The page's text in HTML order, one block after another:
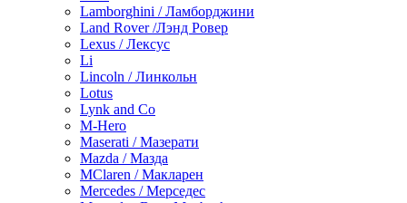
Lamborghini / Ламборджини
Land Rover /Лэнд Ровер
Lexus / Лексус
Li
Lincoln / Линкольн
Lotus
Lynk and Co
M-Hero
Maserati / Мазерати
Mazda / Мазда
MClaren / Макларен
Mercedes / Мерседес